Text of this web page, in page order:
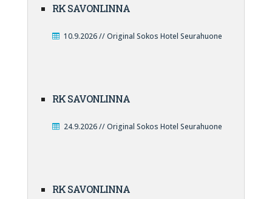
RK SAVONLINNA
10.9.2026 // Original Sokos Hotel Seurahuone
RK SAVONLINNA
24.9.2026 // Original Sokos Hotel Seurahuone
RK SAVONLINNA